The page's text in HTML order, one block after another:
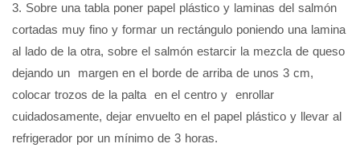
3. Sobre una tabla poner papel plástico y laminas del salmón
cortadas muy fino y formar un rectángulo poniendo una lamina
al lado de la otra, sobre el salmón estarcir la mezcla de queso
dejando un margen en el borde de arriba de unos 3 cm,
colocar trozos de la palta en el centro y enrollar
cuidadosamente, dejar envuelto en el papel plástico y llevar al
refrigerador por un mínimo de 3 horas.